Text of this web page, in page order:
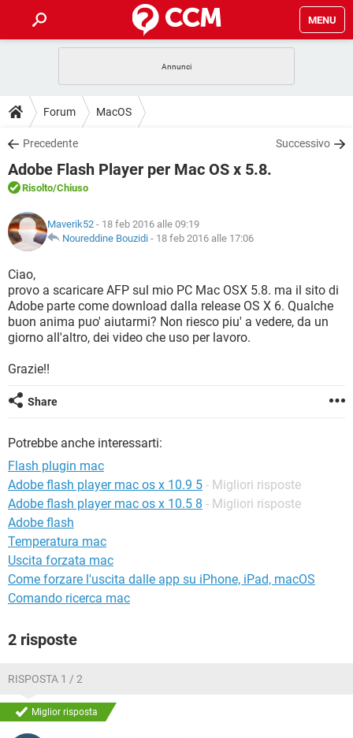
MENU
INTRATTENIMENTO
iOS
INSTAGRAM WHATSAPP
TIKTOK
HARDWARE
GUIDE
COVID-19
iOS
INSTAGRAM
TIKTOK FACEBOOK
DOWNLOAD
COVID-19 GAMING
INTRATTENIMENTO
iOS WINDOWS 10
INSTAGRAM
TIKTOK
HARDWARE
FORUM
COVID-19
INTRATTENIMENTO ANDROID
INSTAGRAM WHATSAPP
TIKTOK FACEBOOK
HARDWARE
GLOSSARIO
COVID-19
INTRATTENIMENTO
iOS WINDOWS 10
INSTAGRAM WHATSAPP
Forum MacOS
Precedente Successivo
Adobe Flash Player per Mac OS x 5.8.
Risolto/Chiuso
Maverik52 - 18 feb 2016 alle 09:19
Noureddine Bouzidi - 18 feb 2016 alle 17:06
Ciao,
provo a scaricare AFP sul mio PC Mac OSX 5.8. ma il sito di
Adobe parte come download dalla release OS X 6. Qualche
buon anima puo' aiutarmi? Non riesco piu' a vedere, da un
giorno all'altro, dei video che uso per lavoro.
Grazie!!
Share
Potrebbe anche interessarti:
Flash plugin mac
Adobe flash player mac os x 10.9 5 - Migliori risposte
Adobe flash player mac os x 10.5 8 - Migliori risposte
Adobe flash
Temperatura mac
Uscita forzata mac
Come forzare l'uscita dalle app su iPhone, iPad, macOS
Comando ricerca mac
2 risposte
RISPOSTA 1 / 2
Miglior risposta